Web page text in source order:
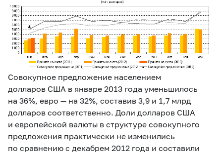
Совокупное предложение населением
долларов США в январе 2013 года уменьшилось
на 36%, евро — на 32%, составив 3,9 и 1,7 млрд
долларов соответственно. Доли долларов США
и европейской валюты в структуре совокупного
предложения практически не изменились
по сравнению с декабрем 2012 года и составили